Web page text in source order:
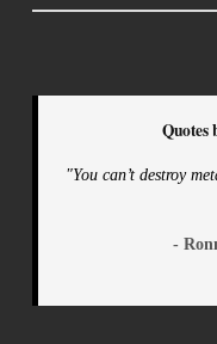
Quotes
"You can’t destroy
-